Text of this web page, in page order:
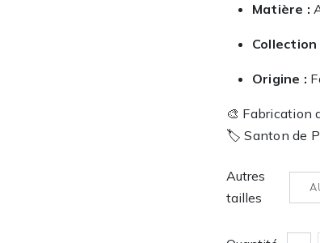
Matière :
Collection
Origine :
🎨 Fabrication
🏷️ Santon de
Autres
tailles